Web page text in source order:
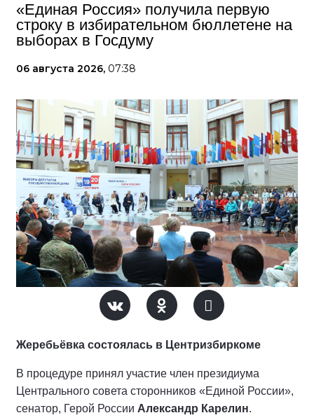
«Единая Россия» получила первую
строку в избирательном бюллетене на
выборах в Госдуму
06 августа 2026, 07:38
Жеребьёвка состоялась в Центризбиркоме
В процедуре принял участие член президиума
Центрального совета сторонников «Единой России»,
сенатор, Герой России Александр Карелин.